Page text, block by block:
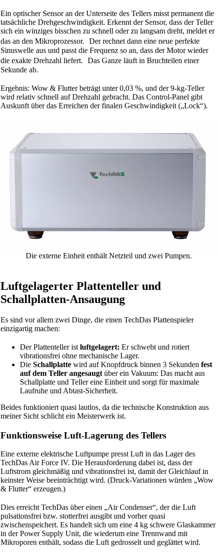
Ein optischer Sensor an der Unterseite des Tellers misst permanent die
tatsächliche Drehgeschwindigkeit. Erkennt der Sensor, dass der Teller
sich ein winziges bisschen zu schnell oder zu langsam dreht, meldet er
das an den Mikroprozessor. Der rechnet dann eine neue perfekte
Sinuswelle aus und passt die Frequenz so an, dass der Motor wieder
die exakte Drehzahl liefert. Das Ganze läuft in Bruchteilen einer
Sekunde ab.
Ergebnis: Wow & Flutter beträgt unter 0,03 %, und der 9-kg-Teller
wird relativ schnell auf Drehzahl gebracht. Das Control-Panel gibt
Auskunft über das Erreichen der finalen Geschwindigkeit („Lock“).
Die externe Einheit enthält Netzteil und zwei Pumpen.
Luftgelagerter Plattenteller und
Schallplatten-Ansaugung
Es sind vor allem zwei Dinge, die einen TechDas Plattenspieler
einzigartig machen:
Der Plattenteller istluftgelagert:Er schwebt und rotiert
vibrationsfrei ohne mechanische Lager.
DieSchallplatte wird auf Knopfdruck binnen 3 Sekundenfest
auf dem Teller angesaugt über ein Vakuum: Das macht aus
Schallplatte und Teller eine Einheit und sorgt für maximale
Laufruhe und Abtast-Sicherheit.
Beides funktioniert quasi lautlos, da die technische Konstruktion aus
meiner Sicht schlicht ein Meisterwerk ist.
Funktionsweise Luft-Lagerung des Tellers
Eine externe elektrische Luftpumpe presst Luft in das Lager des
TechDas Air Force IV. Die Herausforderung dabei ist, dass der
Luftstrom gleichmäßig und vibrationsfrei ist, damit der Gleichlauf in
keinster Weise beeinträchtigt wird. (Druck-Variationen würden „Wow
& Flutter“ erzeugen.)
Dies erreicht TechDas über einen „Air Condenser“, der die Luft
pulsationsfrei bzw. stotterfrei ausgibt und vorher quasi
zwischenspeichert. Es handelt sich um eine 4 kg schwere Glaskammer
in der Power Supply Unit, die wiederum eine Trennwand mit
Mikroporen enthält, sodass die Luft gedrosselt und geglättet wird.